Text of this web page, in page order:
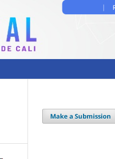
Make a Submission